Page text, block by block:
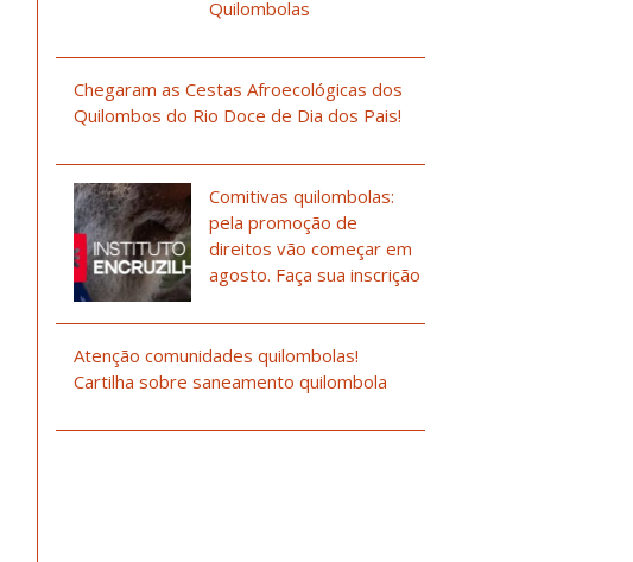
Quilombolas
Chegaram as Cestas Afroecológicas dos
Quilombos do Rio Doce de Dia dos Pais!
Comitivas quilombolas:
pela promoção de
direitos vão começar em
agosto. Faça sua inscrição
Atenção comunidades quilombolas!
Cartilha sobre saneamento quilombola